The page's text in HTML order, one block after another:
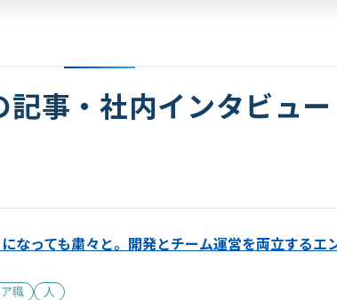
記事・社内インタビュー
なっても粛々と。開発とチーム運営を両立するエ
職 人